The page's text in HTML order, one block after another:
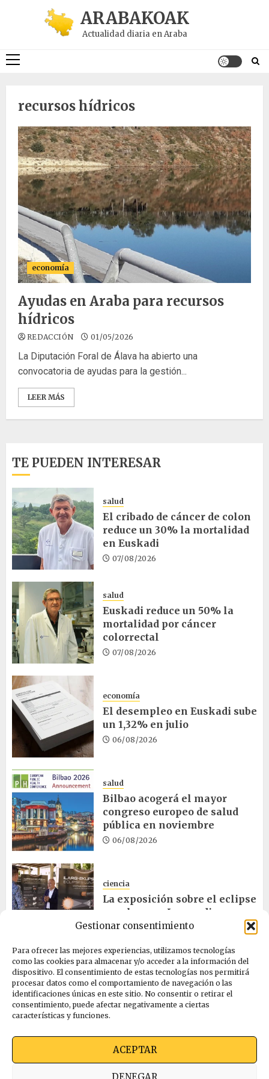
Gestionar consentimiento
Para ofrecer las mejores experiencias, utilizamos tecnologías
como las cookies para almacenar y/o acceder a la información del
dispositivo. El consentimiento de estas tecnologías nos permitirá
procesar datos como el comportamiento de navegación o las
identificaciones únicas en este sitio. No consentir o retirar el
consentimiento, puede afectar negativamente a ciertas
características y funciones.
ACEPTAR
DENEGAR
ARABAKOAK
Actualidad diaria en Araba
Menú
recursos hídricos
economía
Ayudas en Araba para recursos
hídricos
REDACCIÓN 01/05/2026
La Diputación Foral de Álava ha abierto una
convocatoria de ayudas para la gestión...
LEER MÁS
TE PUEDEN INTERESAR
salud
El cribado de cáncer de colon
reduce un 30% la mortalidad
en Euskadi
07/08/2026
salud
Euskadi reduce un 50% la
mortalidad por cáncer
colorrectal
07/08/2026
economía
El desempleo en Euskadi sube
un 1,32% en julio
06/08/2026
salud
Bilbao acogerá el mayor
congreso europeo de salud
pública en noviembre
06/08/2026
ciencia
La exposición sobre el eclipse
concluye en Laguardia
06/08/2026
salud
Osakidetza invertirá más de
un millón en rehabilitar el
ambulatorio de Eibar
Ekimen Press